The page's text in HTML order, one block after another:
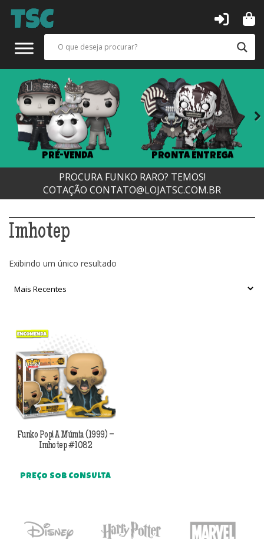
PRÉ-VENDA PRONTA ENTREGA
Next
PROCURA FUNKO RARO? TEMOS!
COTAÇÃO CONTATO@LOJATSC.COM.BR
Imhotep
Exibindo um único resultado
Funko Pop! A Múmia (1999) –
Imhotep #1082
PREÇO SOB CONSULTA